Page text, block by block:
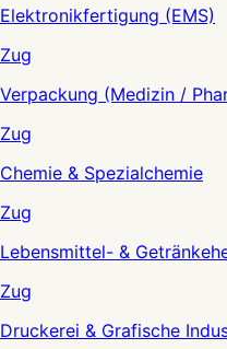
Elektronikfertigung (EMS)
Zug
Verpackung (Medizin /
Zug
Chemie & Spezialchemie
Zug
Lebensmittel- &
Zug
Druckerei & Grafische